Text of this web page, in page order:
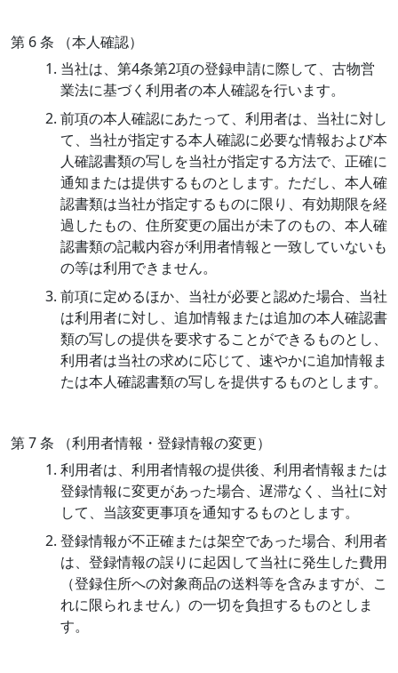
第 6 条 （本人確認）
当社は、第4条第2項の登録申請に際して、古物営
業法に基づく利用者の本人確認を行います。
前項の本人確認にあたって、利用者は、当社に対し
て、当社が指定する本人確認に必要な情報および本
人確認書類の写しを当社が指定する方法で、正確に
通知または提供するものとします。ただし、本人確
認書類は当社が指定するものに限り、有効期限を経
過したもの、住所変更の届出が未了のもの、本人確
認書類の記載内容が利用者情報と一致していないも
の等は利用できません。
前項に定めるほか、当社が必要と認めた場合、当社
は利用者に対し、追加情報または追加の本人確認書
類の写しの提供を要求することができるものとし、
利用者は当社の求めに応じて、速やかに追加情報ま
たは本人確認書類の写しを提供するものとします。
第 7 条 （利用者情報・登録情報の変更）
利用者は、利用者情報の提供後、利用者情報または
登録情報に変更があった場合、遅滞なく、当社に対
して、当該変更事項を通知するものとします。
登録情報が不正確または架空であった場合、利用者
は、登録情報の誤りに起因して当社に発生した費用
（登録住所への対象商品の送料等を含みますが、こ
れに限られません）の一切を負担するものとしま
す。